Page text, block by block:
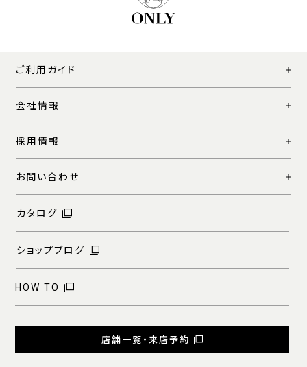
ご利用ガイド
会社情報
採用情報
お問い合わせ
カタログ
ショップブログ
HOW TO
店舗一覧・来店予約